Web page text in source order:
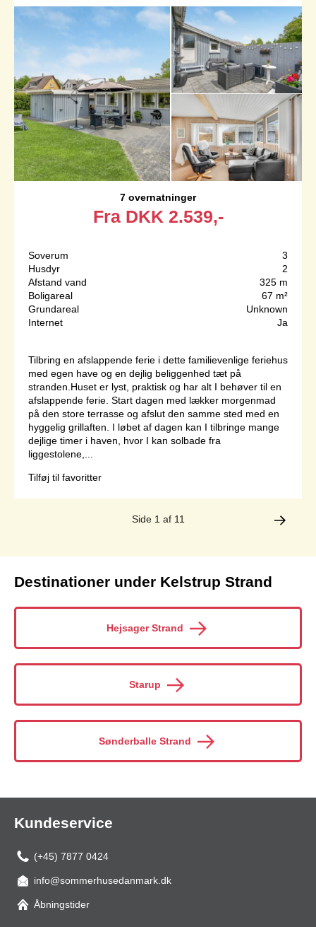
7 overnatninger
Fra DKK 2.539,-
Soverum
3
Husdyr
2
Afstand vand
325 m
Boligareal
67 m²
Grundareal
Unknown
Internet
Ja
Tilbring en afslappende ferie i dette familievenlige feriehus
med egen have og en dejlig beliggenhed tæt på
stranden.Huset er lyst, praktisk og har alt I behøver til en
afslappende ferie. Start dagen med lækker morgenmad
på den store terrasse og afslut den samme sted med en
hyggelig grillaften. I løbet af dagen kan I tilbringe mange
dejlige timer i haven, hvor I kan solbade fra
liggestolene,...
Tilføj til favoritter
Side 1 af 11
Destinationer under Kelstrup Strand
Hejsager Strand
Starup
Sønderballe Strand
Kundeservice
(+45) 7877 0424
info@sommerhusedanmark.dk
Åbningstider